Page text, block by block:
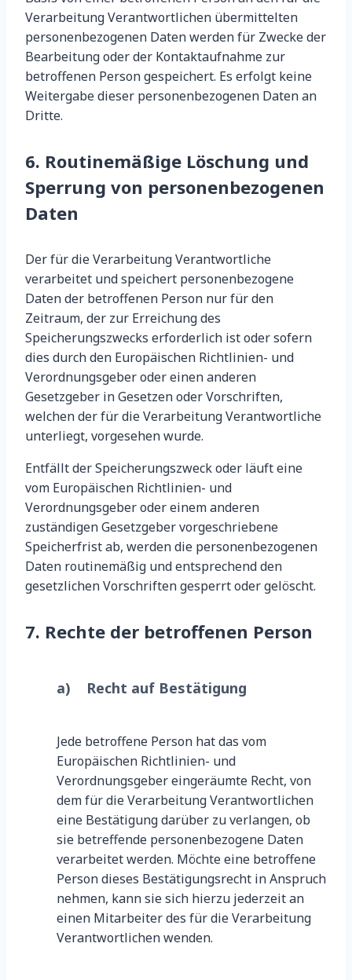
Verarbeitung Verantwortlichen übermittelten
personenbezogenen Daten werden für Zwecke der
Bearbeitung oder der Kontaktaufnahme zur
betroffenen Person gespeichert. Es erfolgt keine
Weitergabe dieser personenbezogenen Daten an
Dritte.
6. Routinemäßige Löschung und
Sperrung von personenbezogenen
Daten
Der für die Verarbeitung Verantwortliche
verarbeitet und speichert personenbezogene
Daten der betroffenen Person nur für den
Zeitraum, der zur Erreichung des
Speicherungszwecks erforderlich ist oder sofern
dies durch den Europäischen Richtlinien- und
Verordnungsgeber oder einen anderen
Gesetzgeber in Gesetzen oder Vorschriften,
welchen der für die Verarbeitung Verantwortliche
unterliegt, vorgesehen wurde.
Entfällt der Speicherungszweck oder läuft eine
vom Europäischen Richtlinien- und
Verordnungsgeber oder einem anderen
zuständigen Gesetzgeber vorgeschriebene
Speicherfrist ab, werden die personenbezogenen
Daten routinemäßig und entsprechend den
gesetzlichen Vorschriften gesperrt oder gelöscht.
7. Rechte der betroffenen Person
a) Recht auf Bestätigung
Jede betroffene Person hat das vom
Europäischen Richtlinien- und
Verordnungsgeber eingeräumte Recht, von
dem für die Verarbeitung Verantwortlichen
eine Bestätigung darüber zu verlangen, ob
sie betreffende personenbezogene Daten
verarbeitet werden. Möchte eine betroffene
Person dieses Bestätigungsrecht in Anspruch
nehmen, kann sie sich hierzu jederzeit an
einen Mitarbeiter des für die Verarbeitung
Verantwortlichen wenden.